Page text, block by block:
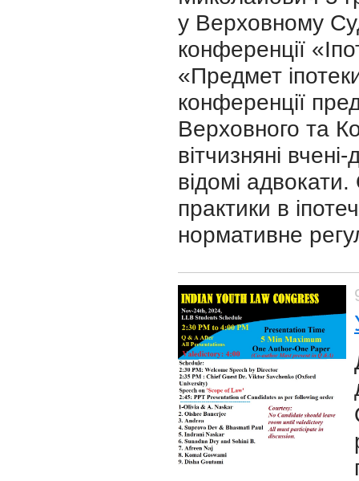
у Верховному
конференції
«Предмет
конференції
Верховного та
вітчизняні
відомі
практики в
нормативне